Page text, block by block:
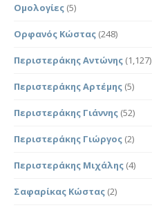
Ομολογίες (5)
Ορφανός Κώστας (248)
Περιστεράκης Αντώνης (1,127)
Περιστεράκης Αρτέμης (5)
Περιστεράκης Γιάννης (52)
Περιστεράκης Γιώργος (2)
Περιστεράκης Μιχάλης (4)
Σαφαρίκας Κώστας (2)